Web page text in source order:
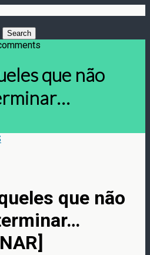
que não
que não